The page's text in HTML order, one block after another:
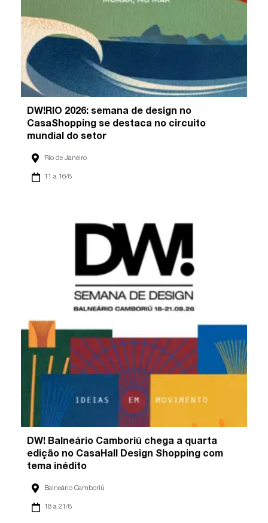
DW!RIO 2026: semana de design no
CasaShopping se destaca no circuito
mundial do setor
Rio de Janeiro
11 a 16/8
DW! Balneário Camboriú chega a quarta
edição no CasaHall Design Shopping com
tema inédito
Balneário Camboriú
18 a 21/8